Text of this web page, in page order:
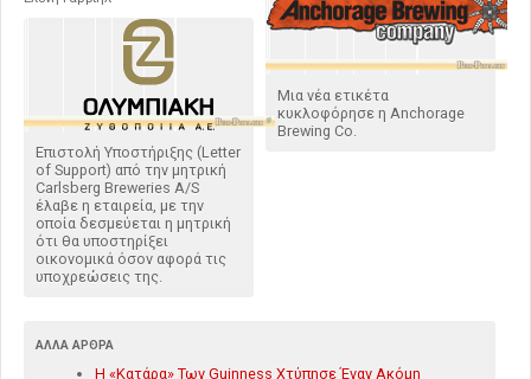
Επιστολή Υποστήριξης (Letter
of Support) από την μητρική
Carlsberg Breweries A/S
έλαβε η εταιρεία, με την
οποία δεσμεύεται η μητρική
ότι θα υποστηρίξει
οικονομικά όσον αφορά τις
υποχρεώσεις της.
Μια νέα ετικέτα
κυκλοφόρησε η Anchorage
Brewing Co.
ΆΛΛΑ ΆΡΘΡΑ
Η «Κατάρα» Των Guinness Χτύπησε Έναν Ακόμη